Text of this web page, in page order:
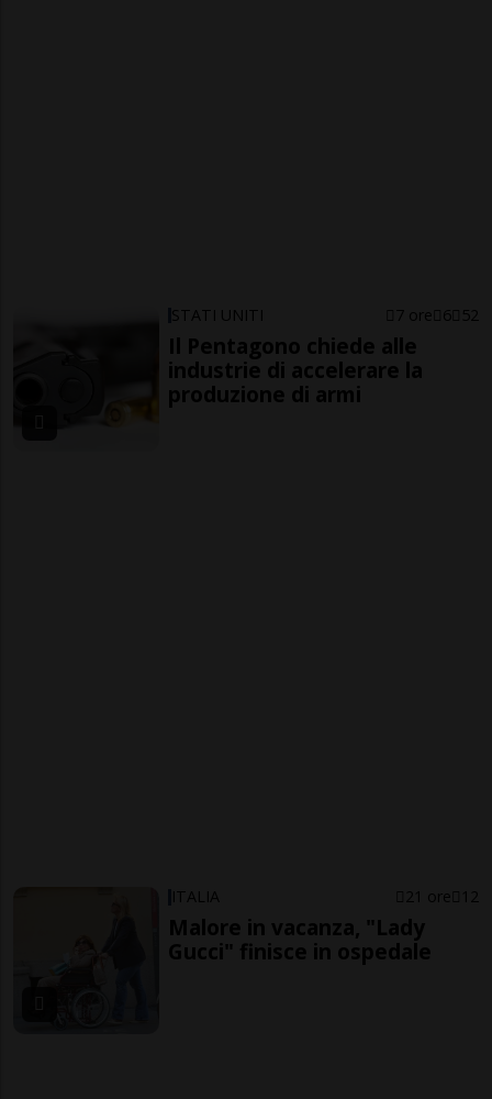
STATI UNITI 7 ore 6 52
Il Pentagono chiede alle
industrie di accelerare la
produzione di armi
ITALIA 21 ore 12
Malore in vacanza, "Lady
Gucci" finisce in ospedale